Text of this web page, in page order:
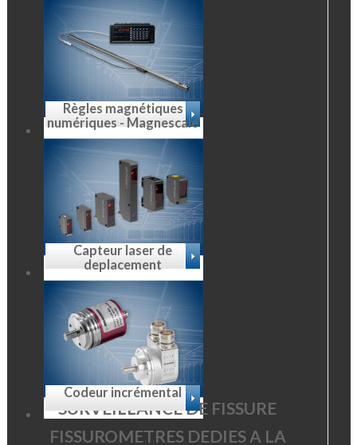
Règles magnétiques
numériques - Magnescale
Capteur laser de
deplacement
Codeur incrémental
SURVEILLANCE DE FISSURE
FISSUROMETRES DEDIES A LA